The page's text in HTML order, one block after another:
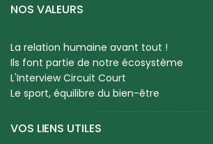
NOS VALEURS
La relation humaine avant tout !
Ils font partie de notre écosystème
L'Interview Circuit Court
Le sport, équilibre du bien-être
VOS LIENS UTILES